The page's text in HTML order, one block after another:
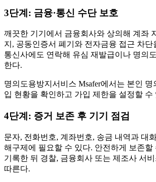
3단계: 금융·통신 수단 보호
깨끗한 기기에서 금융회사와 상의해 계좌
지, 공동인증서 폐기와 전자금융 접근 차단
통신사에도 연락해 유심 재발급이나 명의
한다.
명의도용방지서비스 Msafer에서는 본인
입 현황을 확인하고 가입 제한을 설정할 수
4단계: 증거 보존 후 기기 점검
문자, 전화번호, 계좌번호, 송금 내역과 대
해구제에 필요할 수 있다. 안전하게 보존할
기록한 뒤 경찰, 금융회사 또는 제조사 서
따른다.